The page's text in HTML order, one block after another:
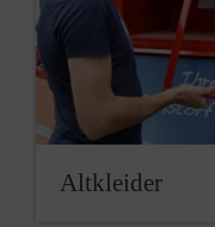
Altkleider